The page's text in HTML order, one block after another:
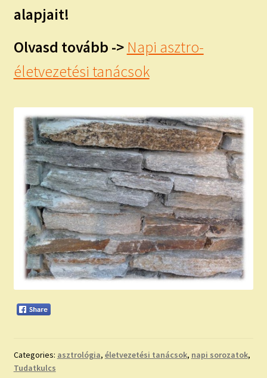
alapjait!
Olvasd tovább -> Napi asztro-
életvezetési tanácsok
Categories: asztrológia, életvezetési tanácsok, napi sorozatok,
Tudatkulcs